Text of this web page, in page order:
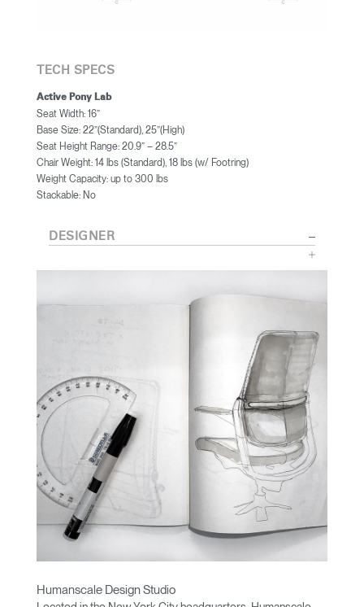
TECH SPECS
Active Pony Lab
Seat Width: 16”
Base Size: 22”(Standard), 25”(High)
Seat Height Range: 20.9” – 28.5”
Chair Weight: 14 lbs (Standard), 18 lbs (w/ Footring)
Weight Capacity: up to 300 lbs
Stackable: No
DESIGNER
Humanscale Design Studio